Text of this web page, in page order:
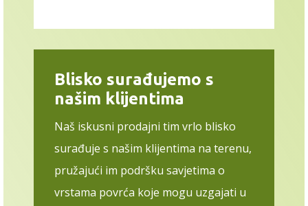
Blisko surađujemo s
našim klijentima
Naš iskusni prodajni tim vrlo blisko
surađuje s našim klijentima na terenu,
pružajući im podršku savjetima o
vrstama povrća koje mogu uzgajati u